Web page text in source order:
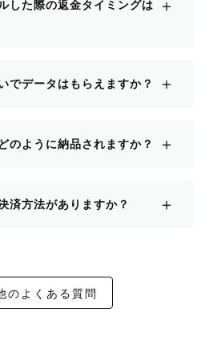
した際の返金タイミングは
＋
でデータはもらえますか？ ＋
のように納品されますか？ ＋
済方法がありますか？ ＋
のよくある質問